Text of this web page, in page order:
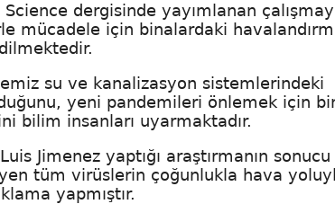
dergisinde yayımlanan
mücadele için binalardaki
su ve kanalizasyon sistemlerindeki
yeni pandemileri önlemek için
bilim insanları uyarmaktadır.
Jimenez yaptığı araştırmanın
tüm virüslerin çoğunlukla hava
yapmıştır.